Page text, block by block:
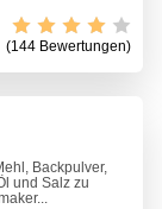
(144 Bewertungen)
Backpulver,
und Salz zu